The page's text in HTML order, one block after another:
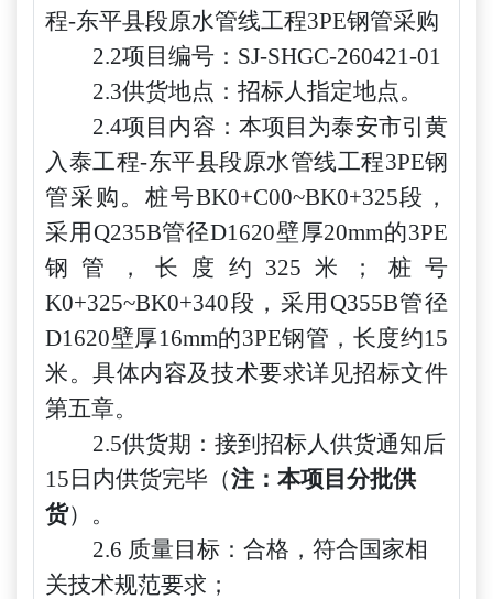
程-东平县段原水管线工程3PE钢管采购
2.2项目编号：SJ-SHGC-260421-01
2.3供货地点：招标人指定地点。
2.4项目内容：本项目为泰安市引黄
入泰工程-东平县段原水管线工程3PE钢
管采购。桩号BK0+C00~BK0+325段，
采用Q235B管径D1620壁厚20mm的3PE
钢管，长度约325米；桩号
K0+325~BK0+340段，采用Q355B管径
D1620壁厚16mm的3PE钢管，长度约15
米。具体内容及技术要求详见招标文件
第五章。
2.5供货期：接到招标人供货通知后
15日内供货完毕（注：本项目分批供
货）。
2.6 质量目标：合格，符合国家相
关技术规范要求；